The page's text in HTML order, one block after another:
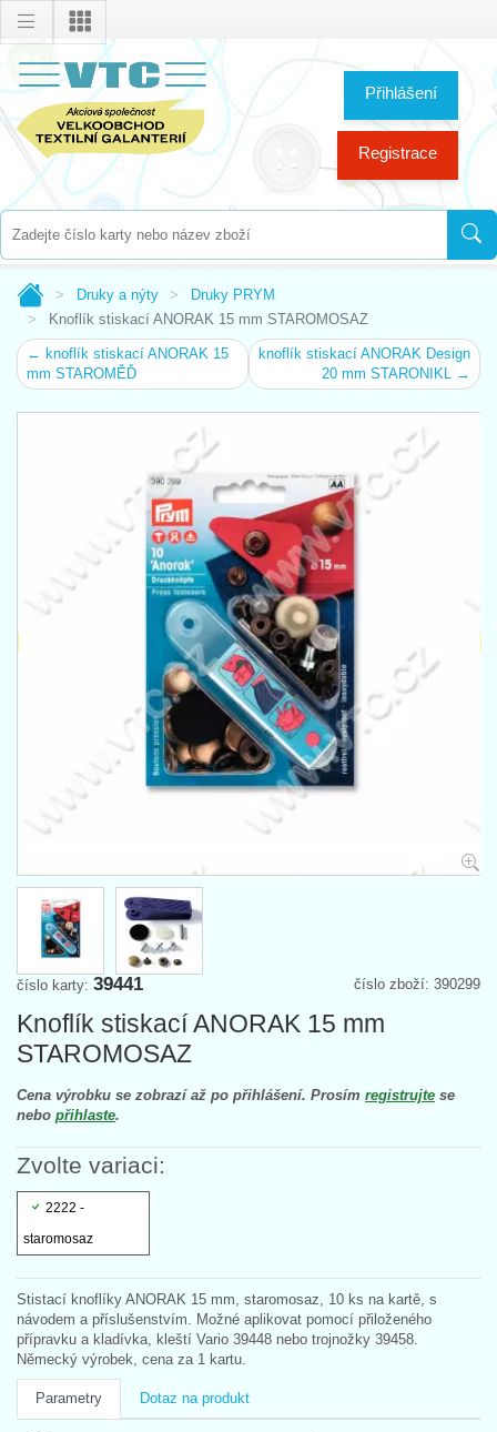
Přihlášení
Registrace
Druky a nýty
Druky PRYM
Knoflík stiskací ANORAK 15 mm STAROMOSAZ
← knoflík stiskací ANORAK 15
mm STAROMĚĎ
knoflík stiskací ANORAK Design
20 mm STARONIKL →
číslo zboží: 390299
číslo karty: 39441
Knoflík stiskací ANORAK 15 mm
STAROMOSAZ
Cena výrobku se zobrazí až po přihlášení. Prosím registrujte se
nebo přihlaste.
Zvolte variaci:
2222 -
staromosaz
Stistací knoflíky ANORAK 15 mm, staromosaz, 10 ks na kartě, s
návodem a příslušenstvím. Možné aplikovat pomocí přiloženého
přípravku a kladívka, kleští Vario 39448 nebo trojnožky 39458.
Německý výrobek, cena za 1 kartu.
Parametry Dotaz na produkt